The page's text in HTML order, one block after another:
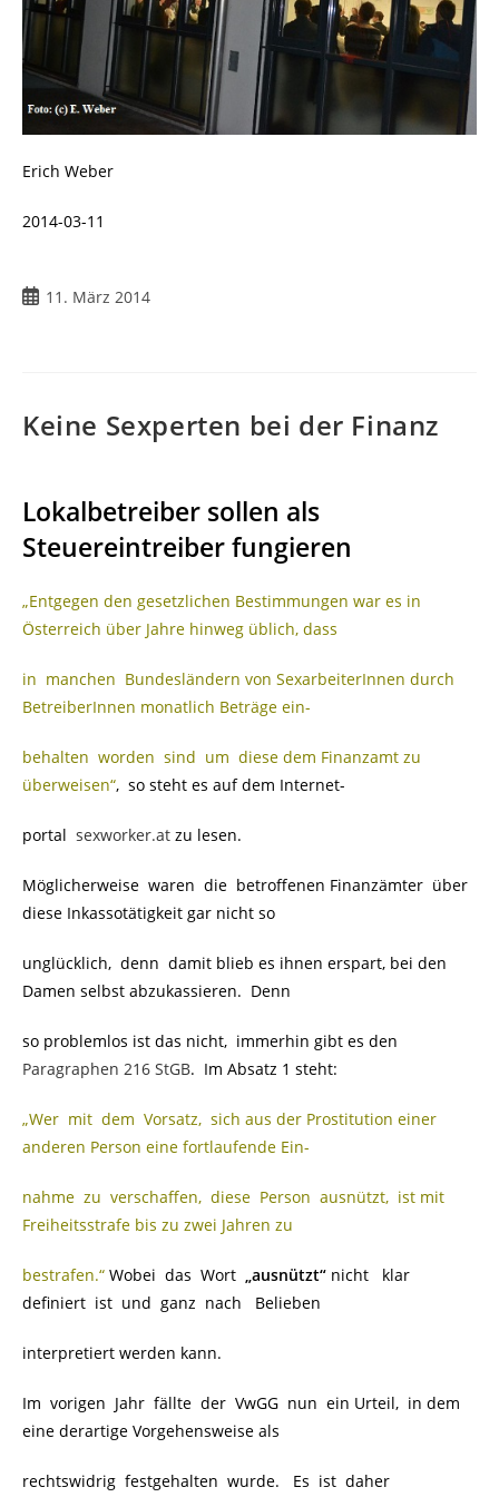
Erich Weber
2014-03-11
Beitrag11. März 2014
Keine Sexperten bei der Finanz
Lokalbetreiber sollen als
Steuereintreiber fungieren
„Entgegen den gesetzlichen Bestimmungen war es in
Österreich über Jahre hinweg üblich, dass
in manchen Bundesländern von SexarbeiterInnen durch
BetreiberInnen monatlich Beträge ein-
behalten worden sind um diese dem Finanzamt zu
überweisen“, so steht es auf dem Internet-
portal sexworker.at zu lesen.
Möglicherweise waren die betroffenen Finanzämter über
diese Inkassotätigkeit gar nicht so
unglücklich, denn damit blieb es ihnen erspart, bei den
Damen selbst abzukassieren. Denn
so problemlos ist das nicht, immerhin gibt es den
Paragraphen 216 StGB. Im Absatz 1 steht:
„Wer mit dem Vorsatz, sich aus der Prostitution einer
anderen Person eine fortlaufende Ein-
nahme zu verschaffen, diese Person ausnützt, ist mit
Freiheitsstrafe bis zu zwei Jahren zu
bestrafen.“ Wobei das Wort „ausnützt“ nicht klar
definiert ist und ganz nach Belieben
interpretiert werden kann.
Im vorigen Jahr fällte der VwGG nun ein Urteil, in dem
eine derartige Vorgehensweise als
rechtswidrig festgehalten wurde. Es ist daher